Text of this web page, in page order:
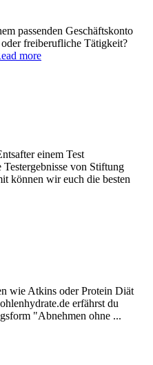
passenden Geschäftskonto
freiberufliche Tätigkeit?
more
einem Test
von Stiftung
können wir euch die besten
wie Atkins oder Protein Diät
erfährst du
"Abnehmen ohne ...